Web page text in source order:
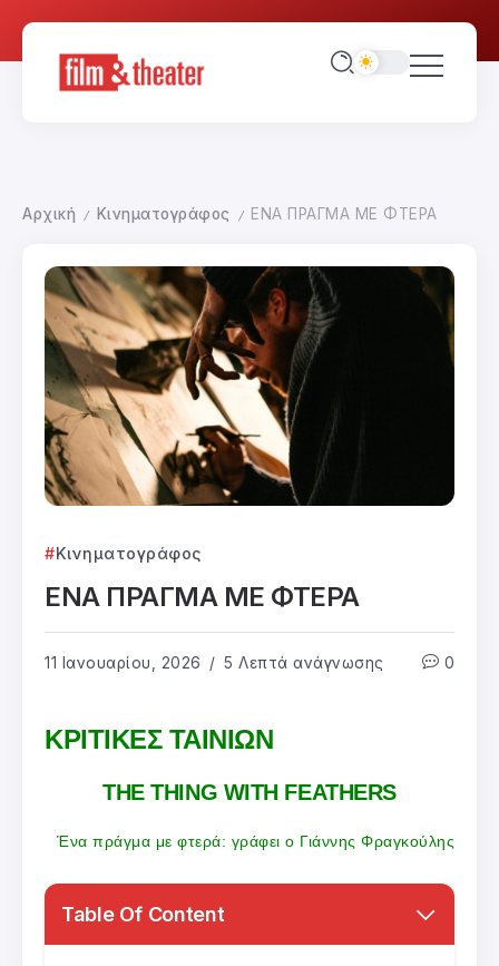
Αρχική / Κινηματογράφος / ΕΝΑ ΠΡΑΓΜΑ ΜΕ ΦΤΕΡΑ
Κινηματογράφος
ΕΝΑ ΠΡΑΓΜΑ ΜΕ ΦΤΕΡΑ
11 Ιανουαρίου, 2026 5 Λεπτά ανάγνωσης 0
ΚΡΙΤΙΚΕΣ ΤΑΙΝΙΩΝ
THE THING WITH FEATHERS
Ένα πράγμα με φτερά: γράφει ο Γιάννης Φραγκούλης
Table Of Content